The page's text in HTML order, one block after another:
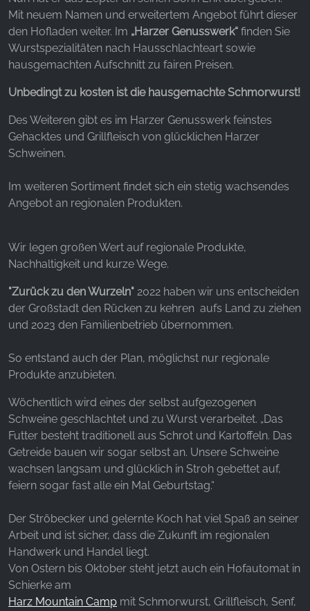
Mit neuem Namen und erweitertem Angebot führt dieser
den Hofladen weiter. Im „Harzer Genusswerk“ finden Sie
Wurstspezialitäten nach Hausschlachteart sowie
hausgemachten Aufschnitt zu fairen Preisen.
Unbedingt zu kosten ist die hausgemachte Schmorwurst!
Des Weiteren gibt es im Harzer Genusswerk feinstes
Gehacktes und Grillfleisch von glücklichen Harzer
Schweinen.
Im weiteren Sortiment findet sich ein stetig wachsendes
Angebot an regionalen Produkten.
Wir legen großen Wert auf regionale Produkte,
Nachhaltigkeit und kurze Wege.
"Zurück zu den Wurzeln" 2022 haben wir uns entscheiden
der Großstadt den Rücken zu kehren aufs Land zu ziehen
und 2023 den Familienbetrieb übernommen.
So entstand auch der Plan, möglichst nur regionale
Produkte anzubieten.
Wöchentlich wird eines der selbst aufgezogenen
Schweine geschlachtet und zu Wurst verarbeitet. „Das
Futter besteht traditionell aus Schrot und Kartoffeln. Das
Getreide bauen wir sogar selbst an. Unsere Schweine
wachsen langsam und glücklich in Stroh gebettet auf,
feiern sogar fast alle ein Mal Geburtstag.“
Der Ströbecker und gelernte Koch hat viel Spaß an seiner
Arbeit und ist sicher, dass die Zukunft im regionalen
Handwerk und Handel liegt.
Von Ostern bis Oktober steht jetzt auch ein Hofautomat in
Schierke am
Harz Mountain Camp mit Schmorwurst, Grillfleisch, Senf,
Facebook Pixel
Name:
Facebook Ireland Ltd.
Werbemessung und Marketing
Cookie Laufzeit:
3 Monate - 1 Jahr
STATISTIK
Diese Informationen helfen uns zu verstehen, wie
unsere Besucher unsere Website nutzen.
Name:
Anbieter:
Google LLC
Zweck:
Erhebung von Statistiken zur Website-Nutzung
Cookie Laufzeit:
EXTERNE MEDIEN
Um Inhalte von Videoplattformen und Social Media
Plattformen anzeigen zu können, werden von